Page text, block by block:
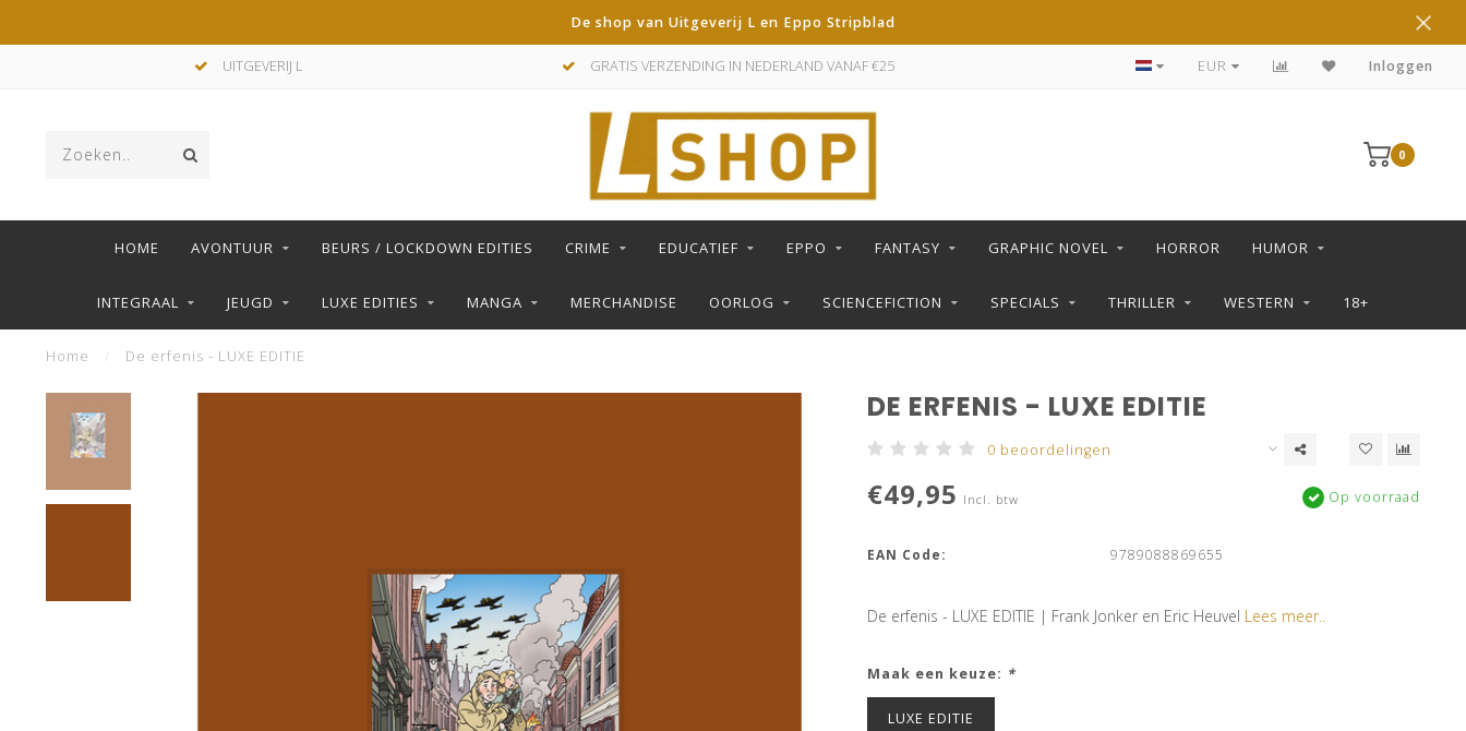
De shop van Uitgeverij L en Eppo Stripblad
UITGEVERIJ L GRATIS VERZENDING IN NEDERLAND VANAF €25 DE LEUKSTE STRIPS KOOP JE IN DE L SHOP
EUR Inloggen
0
HOME AVONTUUR BEURS / LOCKDOWN EDITIES CRIME EDUCATIEF EPPO FANTASY GRAPHIC NOVEL HORROR HUMOR
INTEGRAAL JEUGD LUXE EDITIES MANGA MERCHANDISE OORLOG SCIENCEFICTION SPECIALS THRILLER WESTERN 18+
Home De erfenis - LUXE EDITIE
DE ERFENIS - LUXE EDITIE
0 beoordelingen
€49,95 Incl. btw Op voorraad
EAN Code: 9789088869655
De erfenis - LUXE EDITIE | Frank Jonker en Eric Heuvel Lees meer..
Maak een keuze: *
LUXE EDITIE